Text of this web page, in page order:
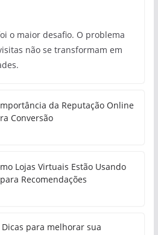
o maior desafio. O problema
não se transformam em
da Reputação Online
Conversão
Lojas Virtuais Estão Usando
Recomendações
Dicas para melhorar sua